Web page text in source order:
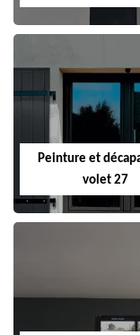
Peinture et
volet 27